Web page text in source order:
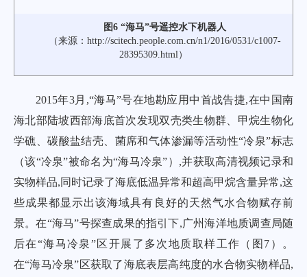
图6 “海马”号遥控水下机器人
（来源： http://scitech.people.com.cn/n1/2016/0531/c1007-
28395309.html）
2015年3月,“海马”号在地勘应用中首战告捷,在中国南
海北部陆坡西部海底首次发现双壳类生物群、甲烷生物化
学礁、碳酸盐结壳、菌席和气体渗漏等活动性“冷泉”标志
（该“冷泉”被命名为“海马冷泉”）,并获取高清视频记录和
实物样品,同时记录了海底低温异常和超高甲烷含量异常,这
些成果都显示出该海域具有良好的天然气水合物赋存前
景。在“海马”号探查成果的指引下,广州海洋地质调查局随
后在“海马冷泉”区开展了多次地质取样工作（ 图7 ）。
在“海马冷泉”区获取了海底表层高纯度的水合物实物样品,